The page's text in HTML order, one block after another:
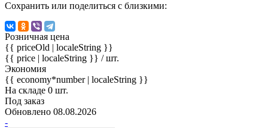
Сохранить или поделиться с близкими:
Розничная цена
{{ priceOld | localeString }}
{{ price | localeString }} / шт.
Экономия
{{ economy*number | localeString }}
На складе 0 шт.
Под заказ
Обновлено 08.08.2026
-